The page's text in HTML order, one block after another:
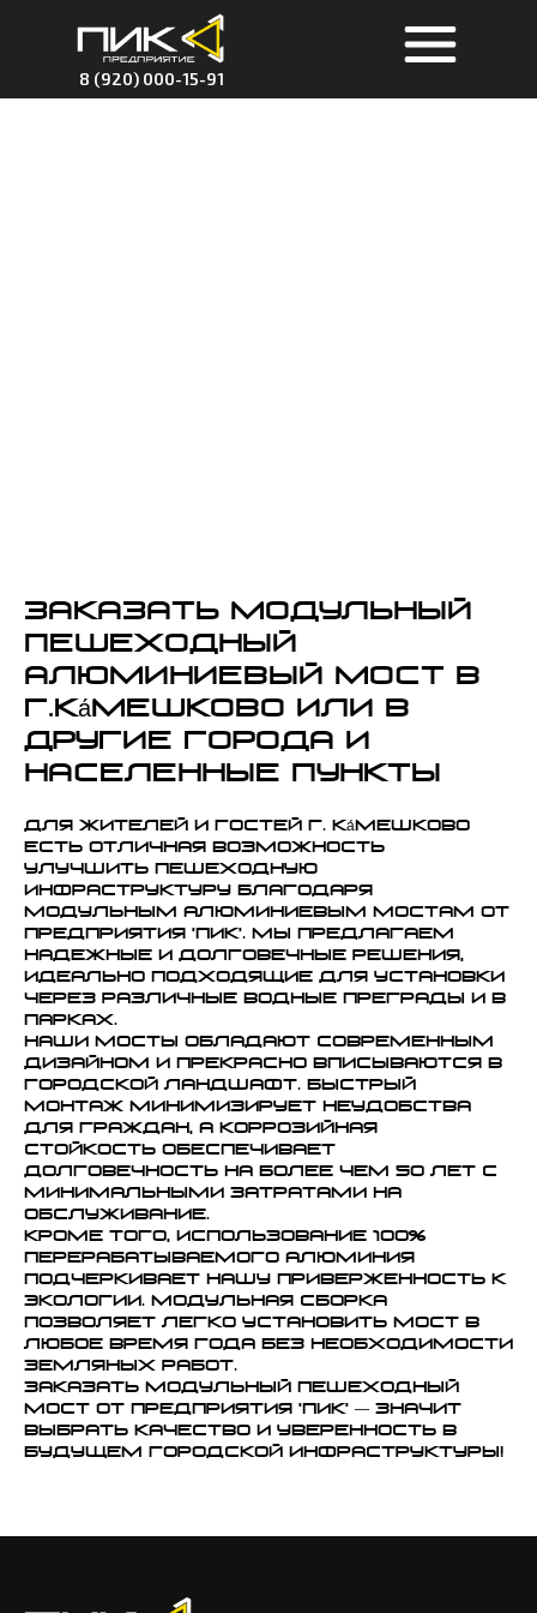
8 (920) 000-15-91
Заказать модульный
пешеходный
алюминиевый мост в
г.Ка́мешково или в
другие города и
населенные пункты
Для жителей и гостей г. Ка́мешково
есть отличная возможность
улучшить пешеходную
инфраструктуру благодаря
модульным алюминиевым мостам от
предприятия 'ПИК'. Мы предлагаем
надежные и долговечные решения,
идеально подходящие для установки
через различные водные преграды и в
парках.
Наши мосты обладают современным
дизайном и прекрасно вписываются в
городской ландшафт. Быстрый
монтаж минимизирует неудобства
для граждан, а коррозийная
стойкость обеспечивает
долговечность на более чем 50 лет с
минимальными затратами на
обслуживание.
Кроме того, использование 100%
перерабатываемого алюминия
подчеркивает нашу приверженность к
экологии. Модульная сборка
позволяет легко установить мост в
любое время года без необходимости
земляных работ.
Заказать модульный пешеходный
мост от предприятия 'ПИК' — значит
выбрать качество и уверенность в
будущем городской инфраструктуры!